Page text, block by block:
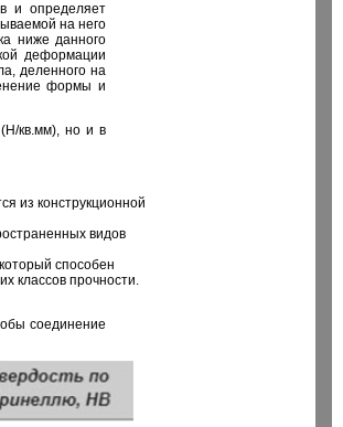
и определяет
на него
ниже данного
деформации
деленного на
формы и
кв.мм), но и в
из конструкционной
видов
способен
классов прочности.
соединение